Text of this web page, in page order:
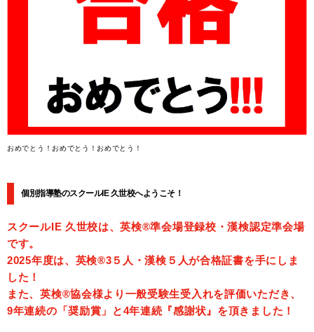
おめでとう！おめでとう！おめでとう！
個別指導塾のスクールIE 久世校へようこそ！
スクールIE 久世校は、英検®準会場登録校・漢検認定準会場
です。
2025年度は、英検®3５人・漢検５人が合格証書を手にしま
した！
また、英検®協会様より一般受験生受入れを評価いただき、
9年連続の「奨励賞」と4年連続『感謝状』を頂きました！